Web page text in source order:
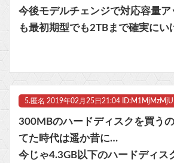
今後モデルチェンジで対応容量ア
も最初期型でも2TBまで確実にい
5. 匿名 2019年02月25日21:04 ID:M1MjMzMjU
300MBのハードディスクを買う
てた時代は遥か昔に…
今じゃ4.3GB以下のハードディス